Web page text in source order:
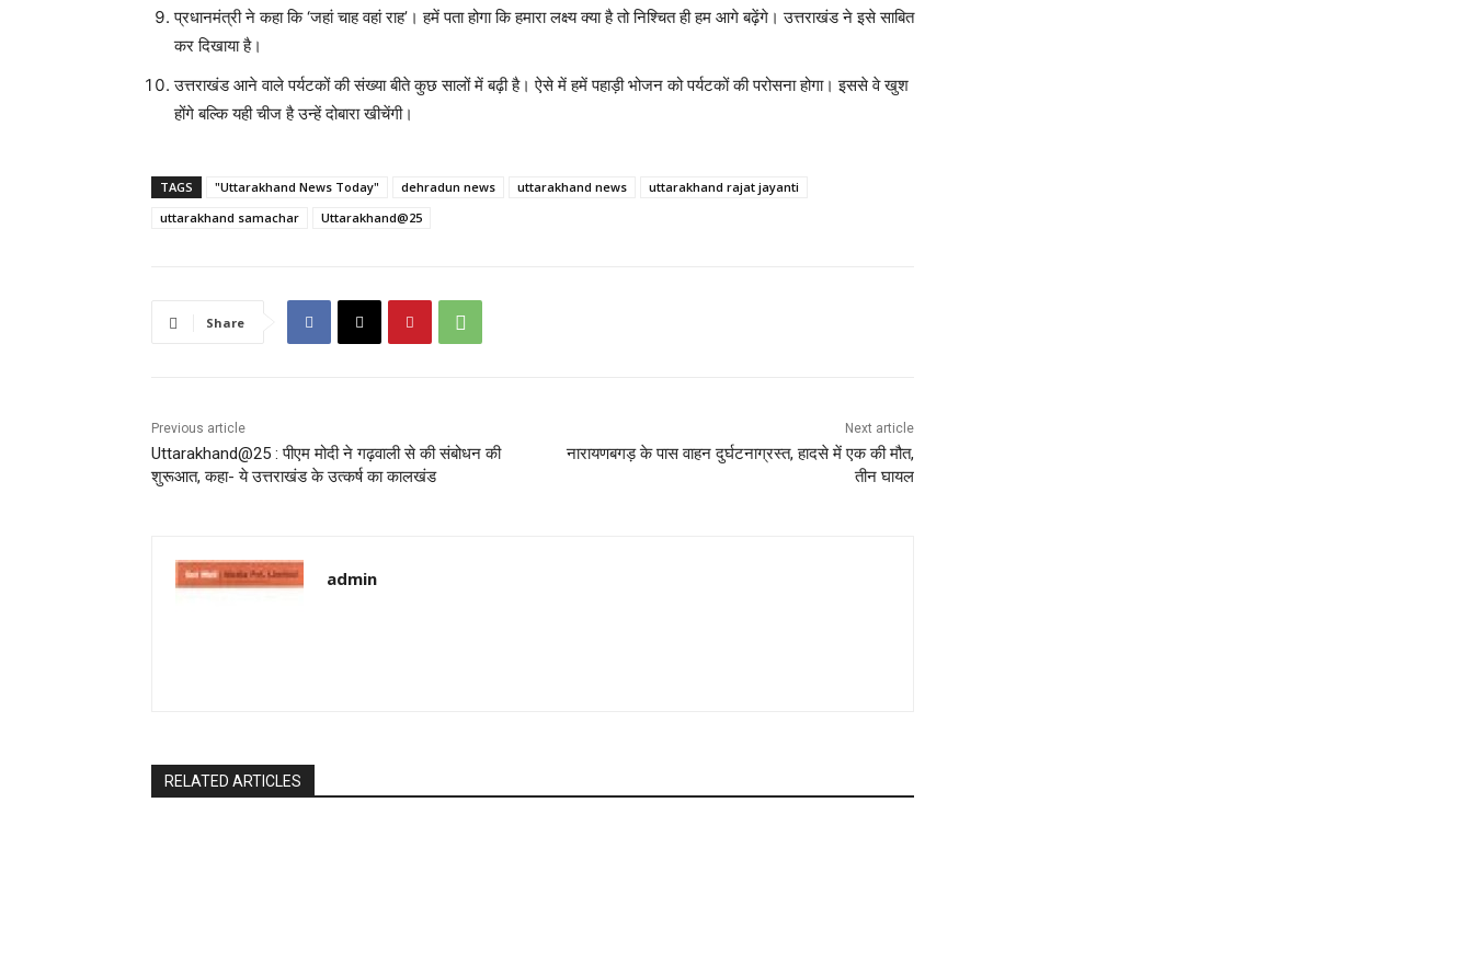
प्रधानमंत्री ने कहा कि ‘जहां चाह वहां राह’। हमें पता होगा कि हमारा लक्ष्य क्या है तो निश्चित ही हम आगे बढ़ेंगे। उत्तराखंड ने इसे साबित
कर दिखाया है।
उत्तराखंड आने वाले पर्यटकों की संख्या बीते कुछ सालों में बढ़ी है। ऐसे में हमें पहाड़ी भोजन को पर्यटकों की परोसना होगा। इससे वे खुश
होंगे बल्कि यही चीज है उन्हें दोबारा खीचेंगी।
TAGS "Uttarakhand News Today" dehradun news uttarakhand news
uttarakhand rajat jayanti
uttarakhand samachar
Uttarakhand@25
Share
Previous article
Uttarakhand@25 : पीएम मोदी ने गढ़वाली से की संबोधन की
शुरूआत, कहा- ये उत्तराखंड के उत्कर्ष का कालखंड
Next article
नारायणबगड़ के पास वाहन दुर्घटनाग्रस्त, हादसे में एक की मौत,
तीन घायल
admin
RELATED ARTICLES